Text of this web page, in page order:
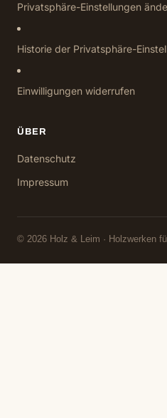
Privatsphäre-Einstellungen
Historie der Privatsphäre-
Einwilligungen widerrufen
ÜBER
Datenschutz
Impressum
© 2026 Holz & Leim · Holzwerken